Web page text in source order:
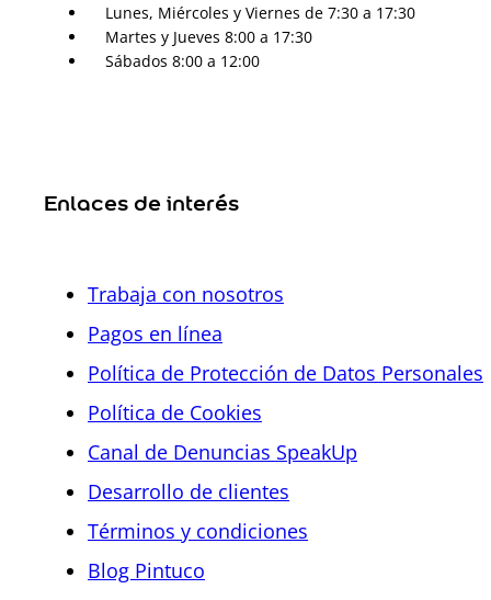
Lunes, Miércoles y Viernes de 7:30 a 17:30
Martes y Jueves 8:00 a 17:30
Sábados 8:00 a 12:00
Enlaces de interés
Trabaja con nosotros
Pagos en línea
Política de Protección de Datos Personales
Política de Cookies
Canal de Denuncias SpeakUp
Desarrollo de clientes
Términos y condiciones
Blog Pintuco